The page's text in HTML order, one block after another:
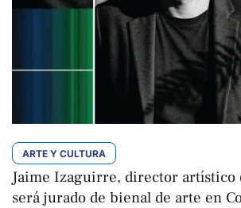
ARTE Y CULTURA
Jaime Izaguirre, director artístico
será jurado de bienal de arte en